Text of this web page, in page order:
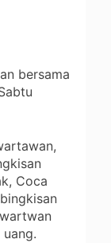
bersama
Coca